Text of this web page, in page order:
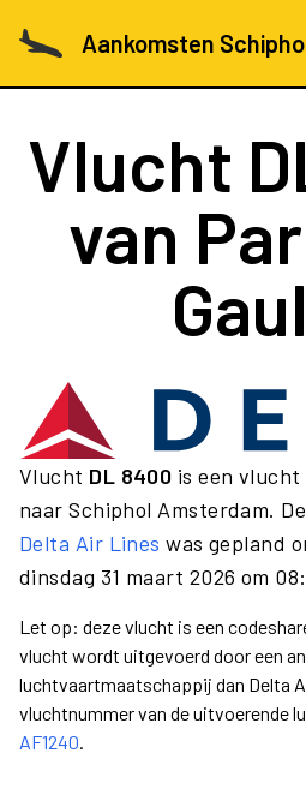
Aankomsten
Vlucht
van
Vlucht DL 8400 is een vlucht
naar Schiphol Amsterdam.
Delta Air Lines was gepland
dinsdag 31 maart 2026 om
Let op: deze vlucht is een
vlucht wordt uitgevoerd door een
luchtvaartmaatschappij dan Delta
vluchtnummer van de uitvoerende
AF1240.